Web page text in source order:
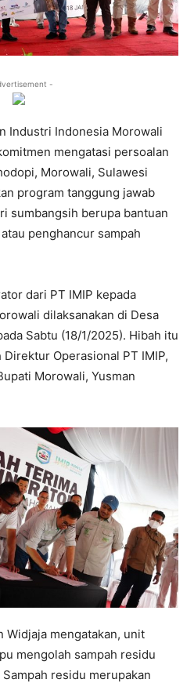
-
Industri Indonesia Morowali
mengatasi persoalan
Morowali, Sulawesi
program tanggung jawab
sumbangsih berupa bantuan
penghancur sampah
dari PT IMIP kepada
dilaksanakan di Desa
Sabtu (18/1/2025). Hibah itu
Operasional PT IMIP,
Morowali, Yusman
Widjaja mengatakan, unit
mengolah sampah residu
residu merupakan